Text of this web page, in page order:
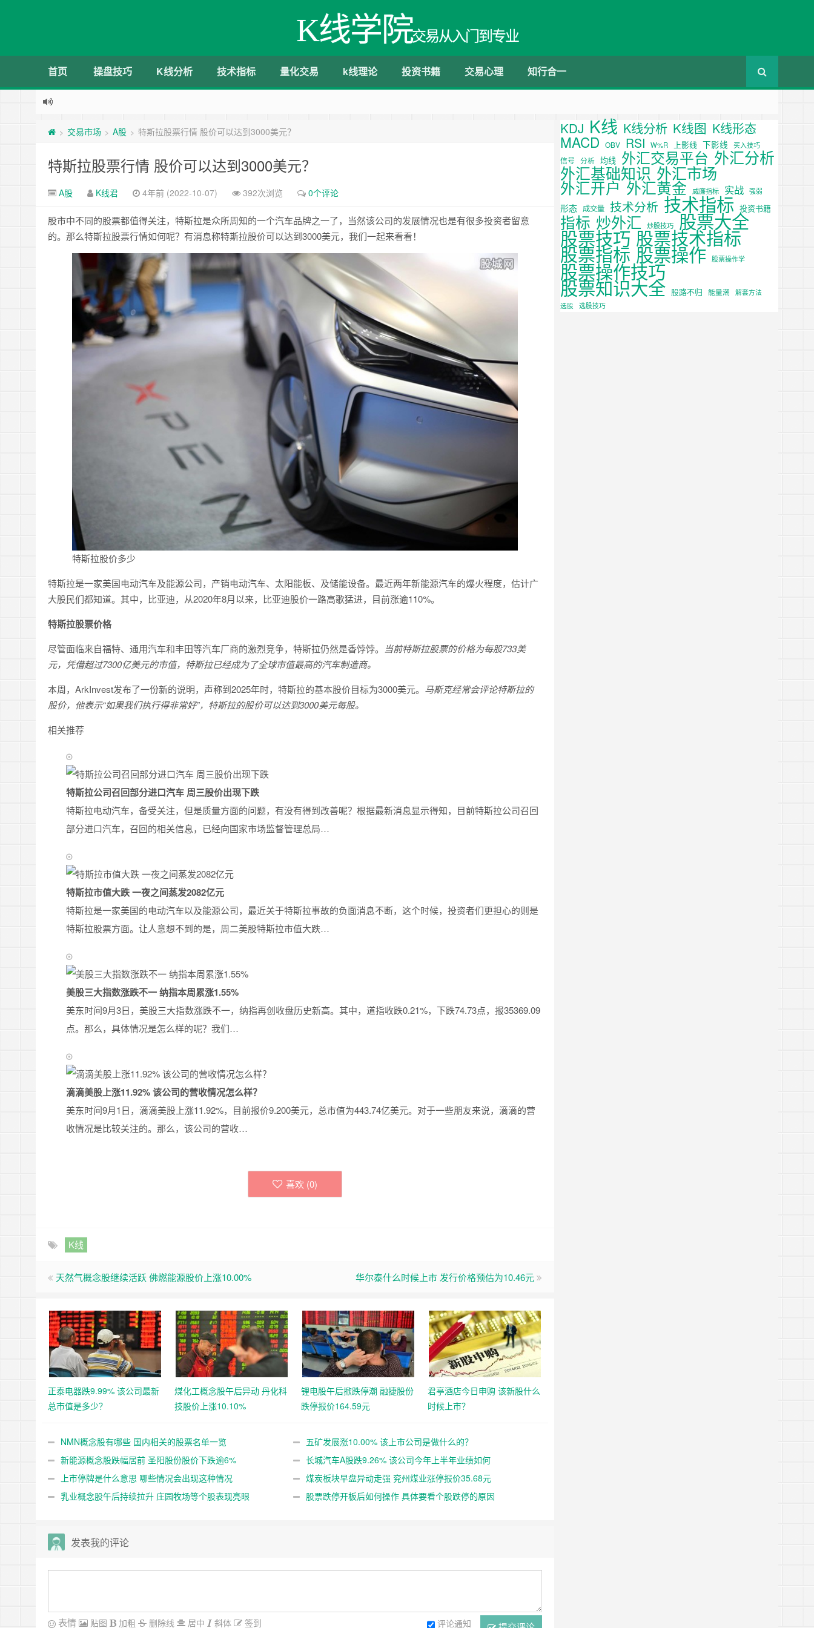
K线学院交易从入门到专业
首页 操盘技巧 K线分析 技术指标 量化交易 k线理论 投资书籍 交易心理 知行合一
> 交易市场 > A股 > 特斯拉股票行情 股价可以达到3000美元？
特斯拉股票行情 股价可以达到3000美元？
A股 K线君 4年前 (2022-10-07) 392次浏览 0个评论
股市中不同的股票都值得关注，特斯拉是众所周知的一个汽车品牌之一了，当然该公司的发展情况也是有很多投资者留意
的。那么特斯拉股票行情如何呢？有消息称特斯拉股价可以达到3000美元，我们一起来看看！
特斯拉股价多少
特斯拉是一家美国电动汽车及能源公司，产销电动汽车、太阳能板、及储能设备。最近两年新能源汽车的爆火程度，估计广
大股民们都知道。其中，比亚迪，从2020年8月以来，比亚迪股价一路高歌猛进，目前涨逾110%。
特斯拉股票价格
尽管面临来自福特、通用汽车和丰田等汽车厂商的激烈竞争，特斯拉仍然是香饽饽。
当前特斯拉股票的价格为每股733美
元，凭借超过7300亿美元的市值，特斯拉已经成为了全球市值最高的汽车制造商。
本周，ArkInvest发布了一份新的说明，声称到2025年时，特斯拉的基本股价目标为3000美元。 马斯克经常会评论特斯拉的
股价，他表示“如果我们执行得非常好”，特斯拉的股价可以达到3000美元每股。
相关推荐
特斯拉公司召回部分进口汽车 周三股价出现下跌
特斯拉电动汽车，备受关注，但是质量方面的问题，有没有得到改善呢？根据最新消息显示得知，目前特斯拉公司召回
部分进口汽车，召回的相关信息，已经向国家市场监督管理总局…
特斯拉市值大跌 一夜之间蒸发2082亿元
特斯拉是一家美国的电动汽车以及能源公司，最近关于特斯拉事故的负面消息不断，这个时候，投资者们更担心的则是
特斯拉股票方面。让人意想不到的是，周二美股特斯拉市值大跌…
美股三大指数涨跌不一 纳指本周累涨1.55%
美东时间9月3日，美股三大指数涨跌不一，纳指再创收盘历史新高。其中，道指收跌0.21%，下跌74.73点，报35369.09
点。那么，具体情况是怎么样的呢？我们…
滴滴美股上涨11.92% 该公司的营收情况怎么样？
美东时间9月1日，滴滴美股上涨11.92%，目前报价9.200美元，总市值为443.74亿美元。对于一些朋友来说，滴滴的营
收情况是比较关注的。那么，该公司的营收…
喜欢 (0)
K线
天然气概念股继续活跃 佛燃能源股价上涨10.00% 华尔泰什么时候上市 发行价格预估为10.46元
正泰电器跌9.99% 该公司最新
总市值是多少？
煤化工概念股午后异动 丹化科
技股价上涨10.10%
锂电股午后掀跌停潮 融捷股份
跌停报价164.59元
君亭酒店今日申购 该新股什么
时候上市？
NMN概念股有哪些 国内相关的股票名单一览
五矿发展涨10.00% 该上市公司是做什么的？
新能源概念股跌幅居前 圣阳股份股价下跌逾6%
长城汽车A股跌9.26% 该公司今年上半年业绩如何
上市停牌是什么意思 哪些情况会出现这种情况
煤炭板块早盘异动走强 兖州煤业涨停报价35.68元
乳业概念股午后持续拉升 庄园牧场等个股表现亮眼
股票跌停开板后如何操作 具体要看个股跌停的原因
发表我的评论
评论通知
表情 贴图 加粗 删除线 居中 斜体 签到
KDJ K线 K线分析 K线图 K线形态
MACD OBV RSI W%R 上影线 下影线 买入技巧
信号 分析 均线 外汇交易平台 外汇分析
外汇基础知识 外汇市场
外汇开户 外汇黄金 威廉指标 实战 强弱
形态 成交量 技术分析 技术指标 投资书籍
指标 炒外汇 炒股技巧 股票大全
股票技巧 股票技术指标
股票指标 股票操作 股票操作学
股票操作技巧
股票知识大全 股路不归 能量潮
解套方法
选股
选股技巧